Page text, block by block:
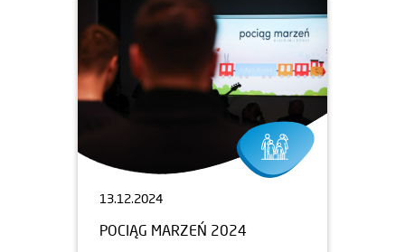
13.12.2024
POCIĄG MARZEŃ 2024